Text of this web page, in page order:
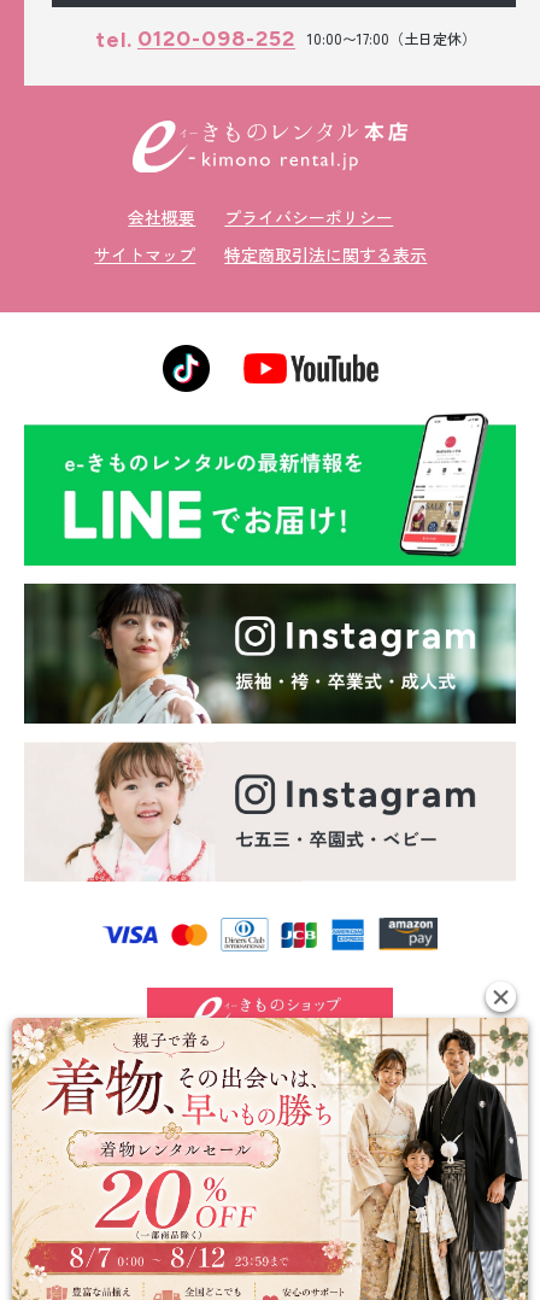
tel. 0120-098-252 10:00〜17:00（土日定休）
会社概要
プライバシーポリシー
サイトマップ
特定商取引法に関する表示
©2024 e-kimono-rental